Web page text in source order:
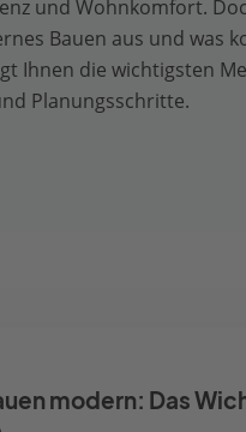
und Wohnkomfort.
Bauen aus und was
Ihnen die wichtigsten
Planungsschritte.
modern: Das